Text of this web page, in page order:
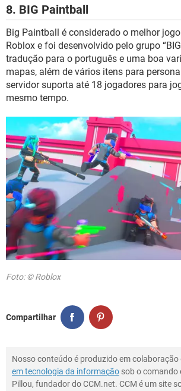
8. BIG Paintball
Big Paintball é considerado o melhor
Roblox e foi desenvolvido pelo grupo
tradução para o português e uma boa
mapas, além de vários itens para
servidor suporta até 18 jogadores para
mesmo tempo.
Foto: © Roblox
Compartilhar
Nosso conteúdo é produzido em colaboração
em tecnologia da informação sob o comando
Pillou, fundador do CCM.net. CCM é um site